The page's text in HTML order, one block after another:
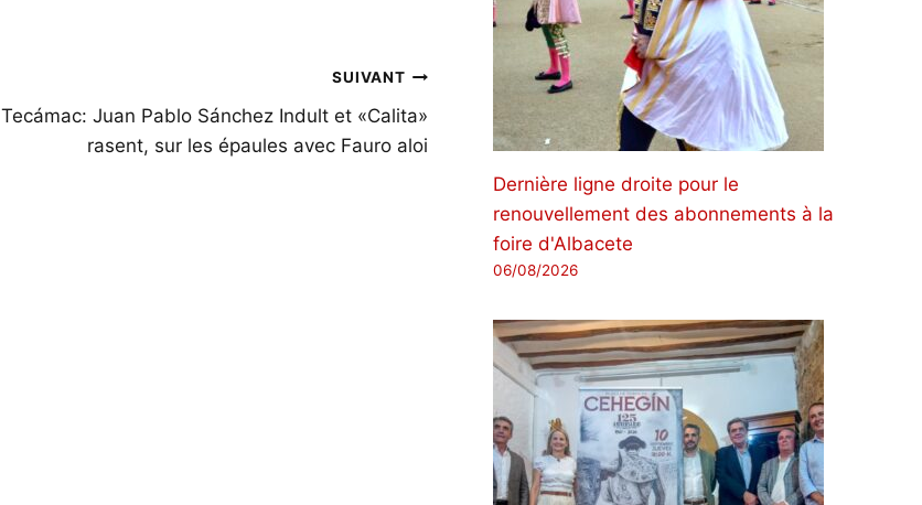
SUIVANT
Tecámac: Juan Pablo Sánchez Indult et «Calita»
rasent, sur les épaules avec Fauro aloi
Dernière ligne droite pour le
renouvellement des abonnements à la
foire d'Albacete
06/08/2026